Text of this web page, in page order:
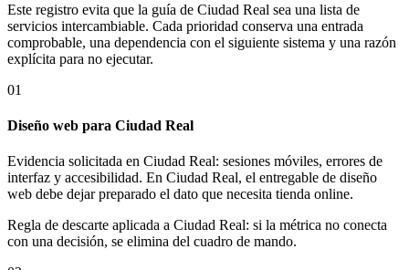
Este registro evita que la guía de Ciudad Real sea una lista de
servicios intercambiable. Cada prioridad conserva una entrada
comprobable, una dependencia con el siguiente sistema y una razón
explícita para no ejecutar.
01
Diseño web para Ciudad Real
Evidencia solicitada en Ciudad Real: sesiones móviles, errores de
interfaz y accesibilidad. En Ciudad Real, el entregable de diseño
web debe dejar preparado el dato que necesita tienda online.
Regla de descarte aplicada a Ciudad Real: si la métrica no conecta
con una decisión, se elimina del cuadro de mando.